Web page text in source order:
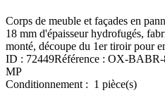
Corps de meuble et façades en
18 mm d'épaisseur hydrofugés,
monté, découpe du 1er tiroir pour
ID : 72449Référence : OX-BABR-
MP
Conditionnement : 1 pièce(s)